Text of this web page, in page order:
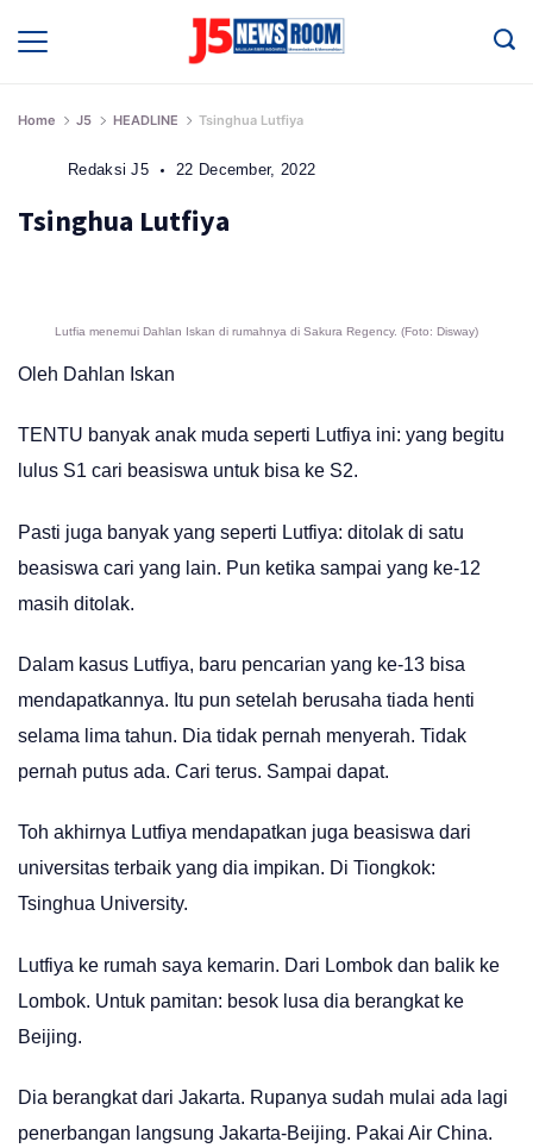
Home J5 HEADLINE Tsinghua Lutfiya
Redaksi J5 22 December, 2022
Tsinghua Lutfiya
Lutfia menemui Dahlan Iskan di rumahnya di Sakura Regency. (Foto: Disway)
Oleh Dahlan Iskan
TENTU banyak anak muda seperti Lutfiya ini: yang begitu
lulus S1 cari beasiswa untuk bisa ke S2.
Pasti juga banyak yang seperti Lutfiya: ditolak di satu
beasiswa cari yang lain. Pun ketika sampai yang ke-12
masih ditolak.
Dalam kasus Lutfiya, baru pencarian yang ke-13 bisa
mendapatkannya. Itu pun setelah berusaha tiada henti
selama lima tahun. Dia tidak pernah menyerah. Tidak
pernah putus ada. Cari terus. Sampai dapat.
Toh akhirnya Lutfiya mendapatkan juga beasiswa dari
universitas terbaik yang dia impikan. Di Tiongkok:
Tsinghua University.
Lutfiya ke rumah saya kemarin. Dari Lombok dan balik ke
Lombok. Untuk pamitan: besok lusa dia berangkat ke
Beijing.
Dia berangkat dari Jakarta. Rupanya sudah mulai ada lagi
penerbangan langsung Jakarta-Beijing. Pakai Air China.